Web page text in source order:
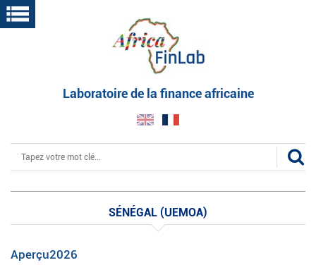
Aller
au
Laboratoire de la finance africaine
Rechercher
SÉNÉGAL (UEMOA)
Aperçu2026